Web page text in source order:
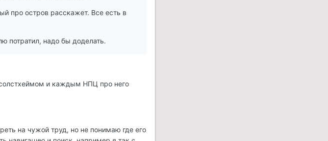
про остров расскажет. Все есть в
потратил, надо бы доделать.
солстхеймом и каждым НПЦ про него
на чужой труд, но не понимаю где его